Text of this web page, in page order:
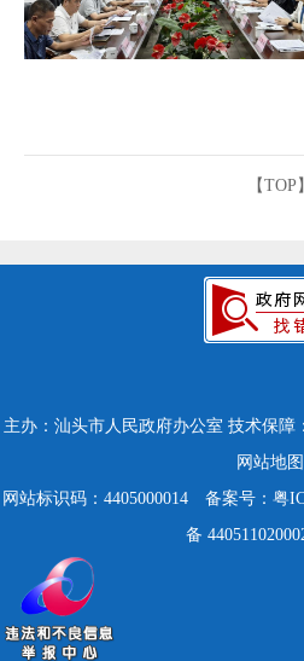
【TOP】
主办：汕头市人民政府办公室 技术保障
网站地图
网站标识码：4405000014
备案号：粤
备